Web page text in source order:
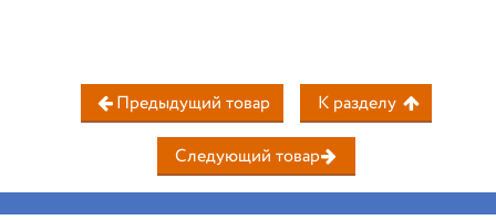
Предыдущий товар К разделу
Следующий товар